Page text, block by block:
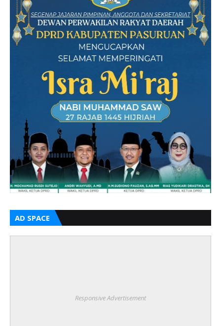
AD SPACE
Responsive Advertisement